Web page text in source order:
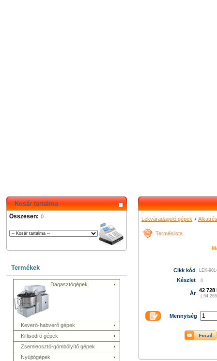
Kosár tartalma
Összesen: 0
Termékek
Dagasztógépek
Keverő-habverő gépek
Kiflisodró gépek
Zsemleosztó-gömbölyítő gépek
Nyújtógépek
Lekváradagoló gépek
Terméklista
Cikk kód LEK-
Készlet 0
Ár 42 728
( 54
Mennyiség